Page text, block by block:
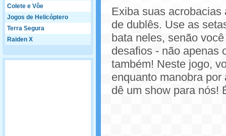
Colete e Vôe
Jogos de Helicóptero
Terra Segura
Raiden X
Exiba suas
de dublês. Use as
bata neles, senão
desafios - não apenas
também! Neste jogo,
enquanto manobra
dê um show para nós!